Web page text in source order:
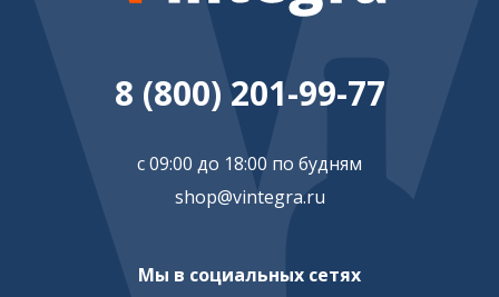
8 (800) 201-99-77
с 09:00 до 18:00 по будням
shop@vintegra.ru
Мы в социальных сетях